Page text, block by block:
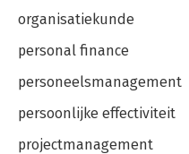
organisatiekunde
personal finance
personeelsmanagement
persoonlijke effectiviteit
projectmanagement